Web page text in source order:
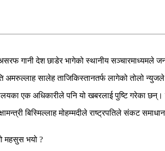
गानी देश छाडेर भागेको स्थानीय सञ्चारमाध्यमले
अमरुल्लाह सालेह ताजिकिस्तानतर्फ लागेको तोलो
एक अधिकारीले पनि यो खबरलाई पुष्टि गरेका
बिस्मिल्लाह मोहम्मदीले राष्ट्रपतिले संकट
महसुस भयो ?